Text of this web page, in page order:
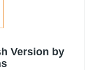
Version by